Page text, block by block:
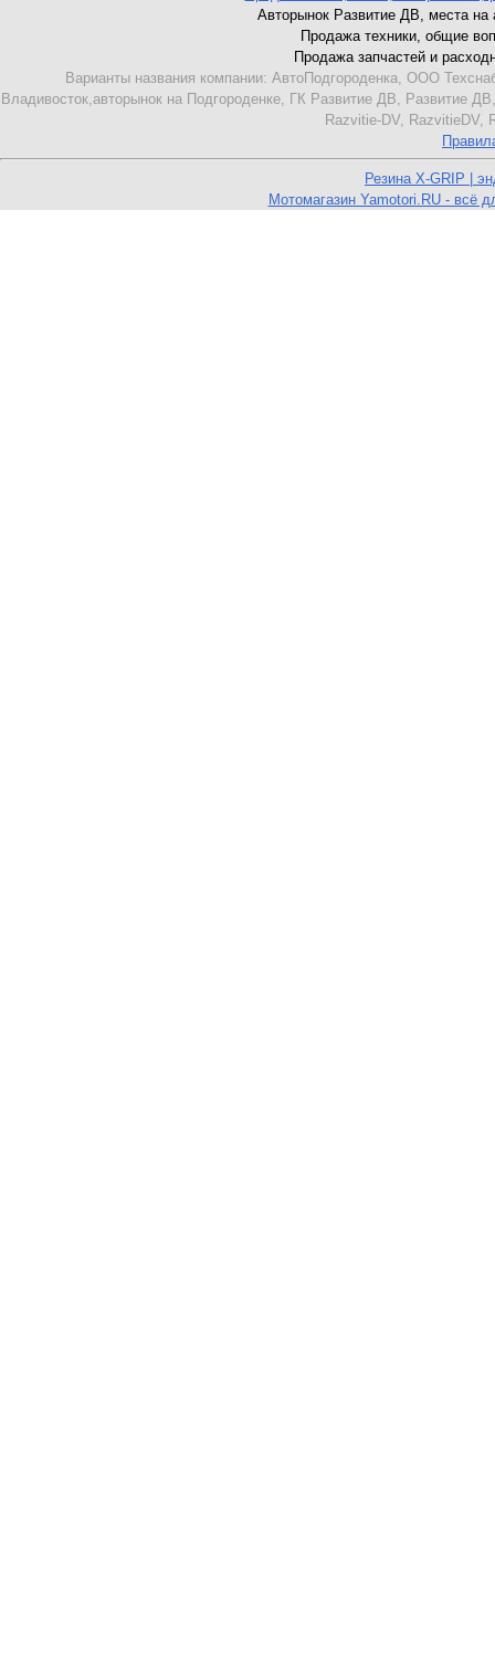
Авторынок Развитие ДВ, места на
Продажа техники, общие
Продажа запчастей и
Варианты названия компании: АвтоПодгороденка, ООО
Владивосток,авторынок на Подгороденке, ГК Развитие ДВ,
Razvitie-DV, RazvitieDV,
Резина X-GRIP |
Мотомагазин Yamotori.RU - всё